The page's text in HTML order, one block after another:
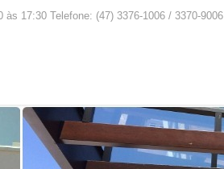
17:30 Telefone: (47) 3376-1006 / 3370-9006